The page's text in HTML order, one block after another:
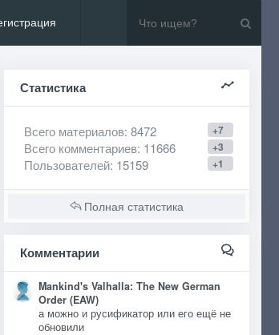
Статистика
+7
Всего материалов: 8472
+3
Всего комментариев: 11666
+1
Пользователей: 15159
Полная статистика
Комментарии
Mankind's Valhalla: The New German
Order (EAW)
а можно и русификатор или его ещё не
обновили